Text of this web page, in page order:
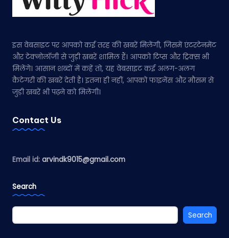
इस वेबसाइट पर आपको कई तरह की खबरें मिलेंगी, जिसमें एंटरटेनमेंट
और टेक्नोलॉजी से जुड़ी खबरें शामिल हैं। आपको टिप्स और ट्रिक्स भी
मिलेंगे। आसान शब्दों में कहें तो, यह वेबसाइट कई अलग-अलग
कैटेगरी की खबरें देती है। इतना ही नहीं, आपको फाइनेंस और मौसम से
जुड़ी खबरें भी पढ़ने को मिलेंगी।
Contact Us
Email id: arvindk9015@gmail.com
Search
Search